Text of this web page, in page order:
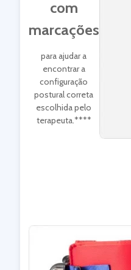
com
marcações
para ajudar a
encontrar a
configuração
postural correta
escolhida pelo
terapeuta.****